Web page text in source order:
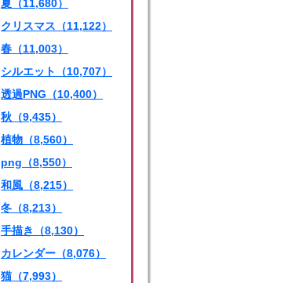
夏（11,680）
クリスマス（11,122）
春（11,003）
シルエット（10,707）
透過PNG（10,400）
秋（9,435）
植物（8,560）
png（8,550）
和風（8,215）
冬（8,213）
手描き（8,130）
カレンダー（8,076）
猫（7,993）